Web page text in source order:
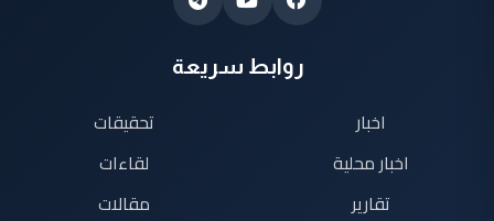
روابط سريعة
اخبار
اخبار محلية
تقارير
تحقيقات
لقاءات
مقالات